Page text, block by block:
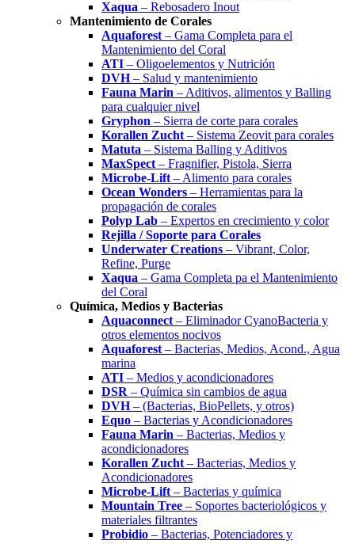
Xaqua – Rebosadero Inout
Mantenimiento de Corales
Aquaforest – Gama Completa para el
Mantenimiento del Coral
ATI – Oligoelementos y Nutrición
DVH– Salud y mantenimiento
Fauna Marin – Aditivos, alimentos y Balling
para cualquier nivel
Gryphon – Sierra de corte para corales
Korallen Zucht – Sistema Zeovit para corales
Matuta – Sistema Balling y Aditivos
MaxSpect – Fragnifier, Pistola, Sierra
Microbe-Lift – Alimento para corales
Ocean Wonders – Herramientas para la
propagación de corales
Polyp Lab – Expertos en crecimiento y color
Rejilla / Soporte para Corales
Underwater Creations – Vibrant, Color,
Refine, Purge
Xaqua – Gama Completa pa el Mantenimiento
del Coral
Química, Medios y Bacterias
Aquaconnect – Eliminador CyanoBacteria y
otros elementos nocivos
Aquaforest – Bacterias, Medios, Acond., Agua
marina
ATI – Medios y acondicionadores
DSR – Química sin cambios de agua
DVH– (Bacterias, BioPellets, y otros)
Equo – Bacterias y Acondicionadores
Fauna Marin – Bacterias, Medios y
acondicionadores
Korallen Zucht – Bacterias, Medios y
Acondicionadores
Microbe-Lift – Bacterias y química
Mountain Tree – Soportes bacteriológicos y
materiales filtrantes
Probidio – Bacterias, Potenciadores y